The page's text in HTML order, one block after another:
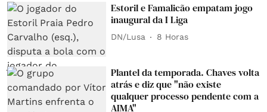
Estoril e Famalicão empatam jogo
inaugural da I Liga
DN/Lusa 8 Horas
Plantel da temporada. Chaves volta
atrás e diz que "não existe
qualquer processo pendente com a
AIMA"